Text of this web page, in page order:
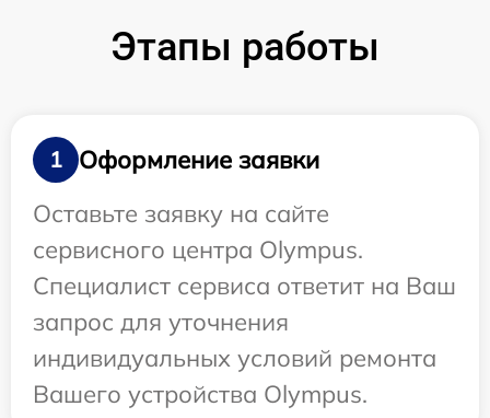
Этапы работы
1
Оформление заявки
Оставьте заявку на сайте
сервисного центра Olympus.
Специалист сервиса ответит на Ваш
запрос для уточнения
индивидуальных условий ремонта
Вашего устройства Olympus.